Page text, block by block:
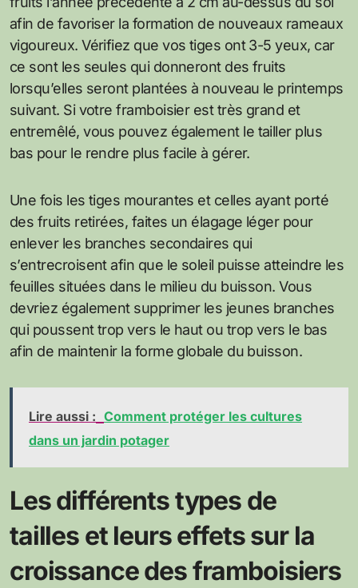
afin de favoriser la formation de nouveaux rameaux
vigoureux. Vérifiez que vos tiges ont 3-5 yeux, car
ce sont les seules qui donneront des fruits
lorsqu’elles seront plantées à nouveau le printemps
suivant. Si votre framboisier est très grand et
entremêlé, vous pouvez également le tailler plus
bas pour le rendre plus facile à gérer.
Une fois les tiges mourantes et celles ayant porté
des fruits retirées, faites un élagage léger pour
enlever les branches secondaires qui
s’entrecroisent afin que le soleil puisse atteindre les
feuilles situées dans le milieu du buisson. Vous
devriez également supprimer les jeunes branches
qui poussent trop vers le haut ou trop vers le bas
afin de maintenir la forme globale du buisson.
Lire aussi : Comment protéger les cultures
dans un jardin potager
Les différents types de
tailles et leurs effets sur la
croissance des framboisiers